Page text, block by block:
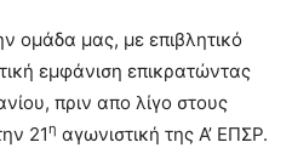
ομάδα μας, με επιβλητικό
εμφάνιση επικρατώντας
πριν απο λίγο στους
21η αγωνιστική της Α’ ΕΠΣΡ.